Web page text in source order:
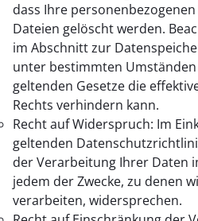
dass Ihre
Dateien gelöscht werden.
im Abschnitt zur
unter bestimmten
geltenden Gesetze die
Rechts verhindern kann.
Recht auf Widerspruch: Im
geltenden
der Verarbeitung Ihrer Daten
jedem der Zwecke, zu denen
verarbeiten, widersprechen.